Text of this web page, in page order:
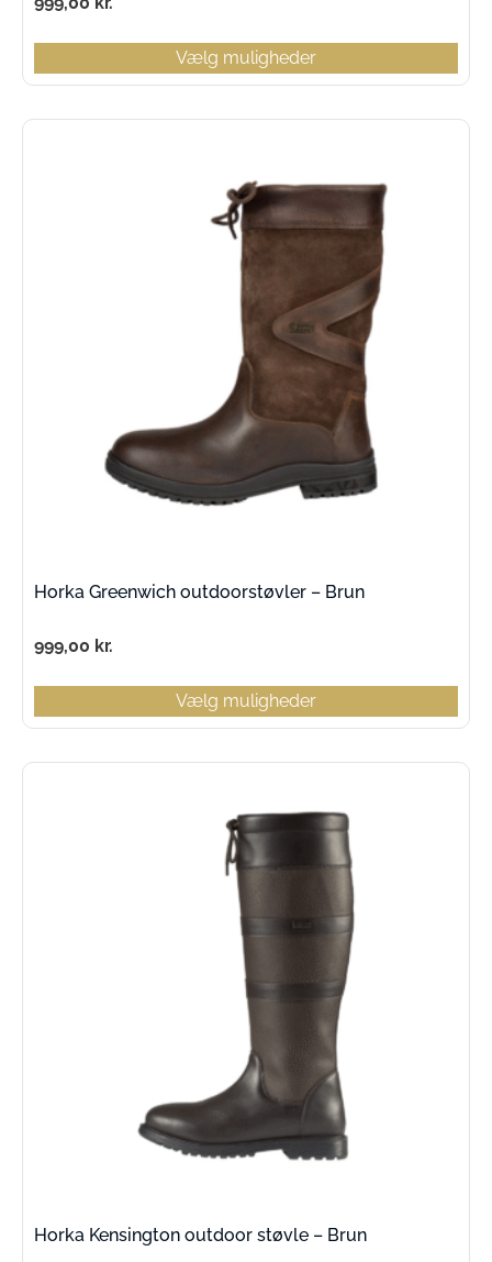
Vælg muligheder
Horka Greenwich outdoorstøvler – Brun
999,00 kr.
Vælg muligheder
Horka Kensington outdoor støvle – Brun